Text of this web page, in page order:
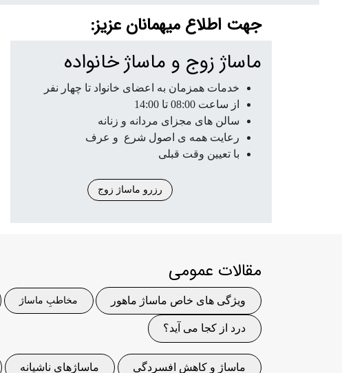
جهت اطلاع میهمانان عزیز:
ماساژ زوج و ماساژ خانواده
خدمات همزمان به اعضای خانواد تا چهار نفر
از ساعت 08:00 تا 14:00
سالن های مجزای مردانه و زنانه
رعایت همه ی اصول شرع و عرف
با تعیین وقت قبلی
رزرو ماساژ زوج
مقالات عمومی
ویژگی های خاص ماساژ ماهور مخاطبِ ماساژ
درد از کجا می آید؟
ماساژ و کاهش افسردگی ماساژهای ناشیانه